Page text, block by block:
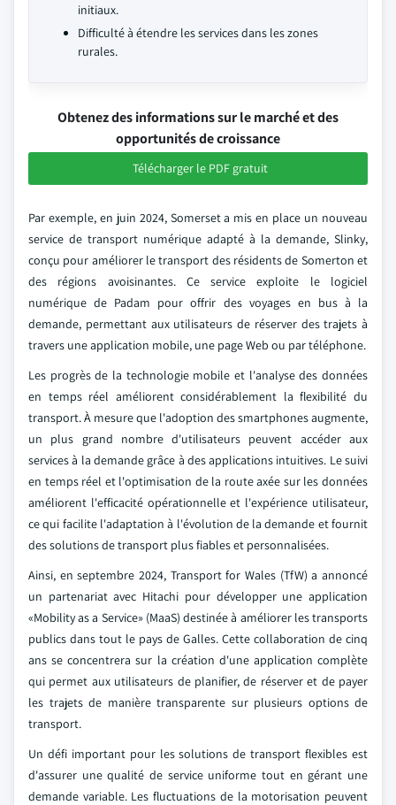
initiaux.
Difficulté à étendre les services dans les zones
rurales.
Obtenez des informations sur le marché et des
opportunités de croissance
Télécharger le PDF gratuit
Par exemple, en juin 2024, Somerset a mis en place un nouveau
service de transport numérique adapté à la demande, Slinky,
conçu pour améliorer le transport des résidents de Somerton et
des régions avoisinantes. Ce service exploite le logiciel
numérique de Padam pour offrir des voyages en bus à la
demande, permettant aux utilisateurs de réserver des trajets à
travers une application mobile, une page Web ou par téléphone.
Les progrès de la technologie mobile et l'analyse des données
en temps réel améliorent considérablement la flexibilité du
transport. À mesure que l'adoption des smartphones augmente,
un plus grand nombre d'utilisateurs peuvent accéder aux
services à la demande grâce à des applications intuitives. Le suivi
en temps réel et l'optimisation de la route axée sur les données
améliorent l'efficacité opérationnelle et l'expérience utilisateur,
ce qui facilite l'adaptation à l'évolution de la demande et fournit
des solutions de transport plus fiables et personnalisées.
Ainsi, en septembre 2024, Transport for Wales (TfW) a annoncé
un partenariat avec Hitachi pour développer une application
«Mobility as a Service» (MaaS) destinée à améliorer les transports
publics dans tout le pays de Galles. Cette collaboration de cinq
ans se concentrera sur la création d'une application complète
qui permet aux utilisateurs de planifier, de réserver et de payer
les trajets de manière transparente sur plusieurs options de
transport.
Un défi important pour les solutions de transport flexibles est
d'assurer une qualité de service uniforme tout en gérant une
demande variable. Les fluctuations de la motorisation peuvent